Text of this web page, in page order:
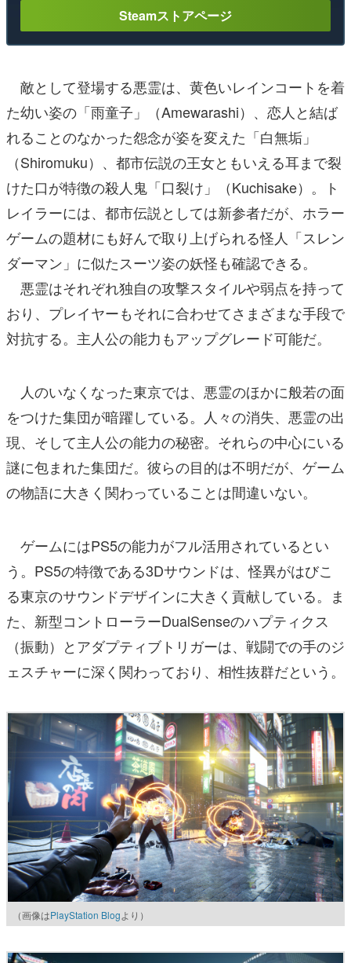
Steamストアページ
敵として登場する悪霊は、黄色いレインコートを着
た幼い姿の「雨童子」（Amewarashi）、恋人と結ば
れることのなかった怨念が姿を変えた「白無垢」
（Shiromuku）、都市伝説の王女ともいえる耳まで裂
けた口が特徴の殺人鬼「口裂け」（Kuchisake）。ト
レイラーには、都市伝説としては新参者だが、ホラー
ゲームの題材にも好んで取り上げられる怪人「スレン
ダーマン」に似たスーツ姿の妖怪も確認できる。
悪霊はそれぞれ独自の攻撃スタイルや弱点を持って
おり、プレイヤーもそれに合わせてさまざまな手段で
対抗する。主人公の能力もアップグレード可能だ。
人のいなくなった東京では、悪霊のほかに般若の面
をつけた集団が暗躍している。人々の消失、悪霊の出
現、そして主人公の能力の秘密。それらの中心にいる
謎に包まれた集団だ。彼らの目的は不明だが、ゲーム
の物語に大きく関わっていることは間違いない。
ゲームにはPS5の能力がフル活用されているとい
う。PS5の特徴である3Dサウンドは、怪異がはびこ
る東京のサウンドデザインに大きく貢献している。ま
た、新型コントローラーDualSenseのハプティクス
（振動）とアダプティブトリガーは、戦闘での手のジ
ェスチャーに深く関わっており、相性抜群だという。
（画像はPlayStation Blogより）